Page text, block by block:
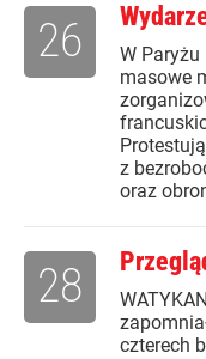
W
masowe
z
oraz
26
czterech
28